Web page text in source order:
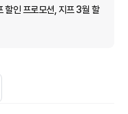
할인 프로모션, 지프 3월 할